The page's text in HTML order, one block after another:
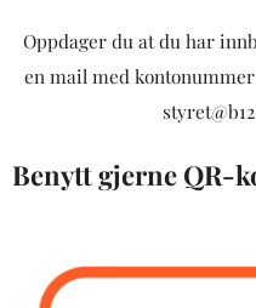
Oppdager du at du har
en mail med
Benytt gjerne QR-